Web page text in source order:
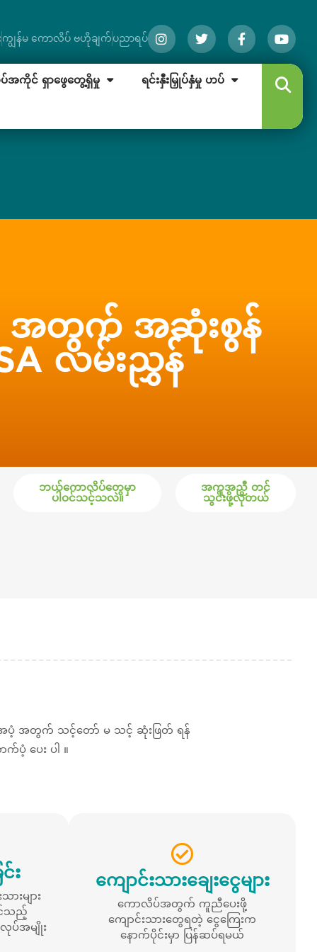
ကျွန်မ ကောလိပ် ဗဟိုချက်ပညာရပ်
အကိုင် ရှာဖွေတွေ့ရှိမှု ရင်းနှီးမြှုပ်နှံမှု ဟပ်
အတွက် အဆုံးစွန်
လမ်းညွှန်
ဘယ်ကောလိပ်တွေမှာ
ပါဝင်သင့်သလဲ။
အကူအညီ တင်
သွင်းဖို့လိုတယ်
အတွက် သင့်တော် မ သင့် ဆုံးဖြတ် ရန်
ပံ့ ပေး ပါ ။
း
းများ
င်သည့်
ပ်အမျိုး
ကျောင်းသားချေးငွေများ
ကောလိပ်အတွက် ကူညီပေးဖို့
ကျောင်းသားတွေရတဲ့ ငွေကြေးက
နောက်ပိုင်းမှာ ပြန်ဆပ်ရမယ်